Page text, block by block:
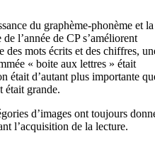
du graphème-phonème et la
l’année de CP s’améliorent
des mots écrits et des chiffres,
« boite aux lettres » était
était d’autant plus importante
était grande.
d’images ont toujours
l’acquisition de la lecture.